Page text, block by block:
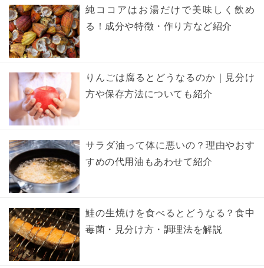
純ココアはお湯だけで美味しく飲め
る！成分や特徴・作り方など紹介
りんごは腐るとどうなるのか｜見分け
方や保存方法についても紹介
サラダ油って体に悪いの？理由やおす
すめの代用油もあわせて紹介
鮭の生焼けを食べるとどうなる？食中
毒菌・見分け方・調理法を解説